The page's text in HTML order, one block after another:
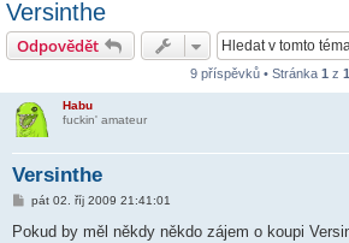
Versinthe
Odpovědět
9 příspěvků • Stránka 1 z 1
Habu
fuckin' amateur
Versinthe
P
í
pát 02. říj 2009 21:41:01
Pokud by měl někdy někdo zájem o koupi